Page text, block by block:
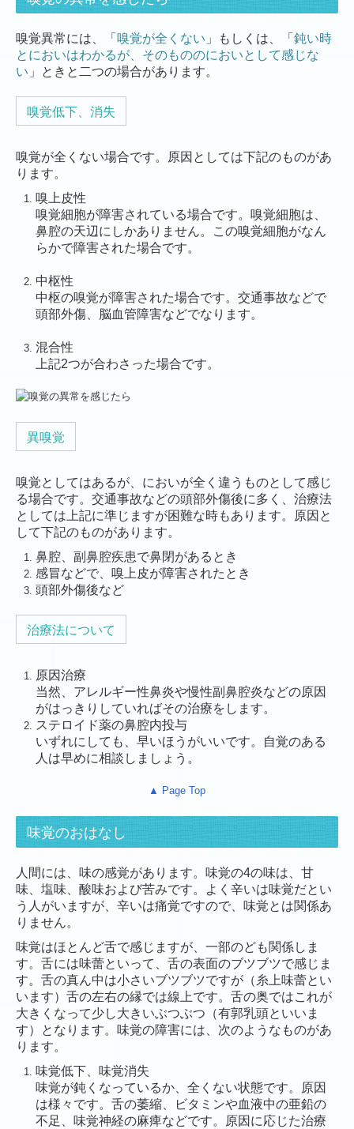
嗅覚異常には、「 嗅覚が全くない 」もしくは、「 鈍い時
とにおいはわかるが、そのもののにおいとして感じな
い 」ときと二つの場合があります。
嗅覚低下、消失
嗅覚が全くない場合です。原因としては下記のものがあ
ります。
嗅上皮性
嗅覚細胞が障害されている場合です。嗅覚細胞は、
鼻腔の天辺にしかありません。この嗅覚細胞がなん
らかで障害された場合です。
中枢性
中枢の嗅覚が障害された場合です。交通事故などで
頭部外傷、脳血管障害などでなります。
混合性
上記2つが合わさった場合です。
異嗅覚
嗅覚としてはあるが、においが全く違うものとして感じ
る場合です。交通事故などの頭部外傷後に多く、治療法
としては上記に準じますが困難な時もあります。原因と
して下記のものがあります。
鼻腔、副鼻腔疾患で鼻閉があるとき
感冒などで、嗅上皮が障害されたとき
頭部外傷後など
治療法について
原因治療
当然、アレルギー性鼻炎や慢性副鼻腔炎などの原因
がはっきりしていればその治療をします。
ステロイド薬の鼻腔内投与
いずれにしても、早いほうがいいです。自覚のある
人は早めに相談しましょう。
▲ Page Top
味覚のおはなし
人間には、味の感覚があります。味覚の4の味は、甘
味、塩味、酸味および苦みです。よく辛いは味覚だとい
う人がいますが、辛いは痛覚ですので、味覚とは関係あ
りません。
味覚はほとんど舌で感じますが、一部のども関係しま
す。舌には味蕾といって、舌の表面のブツブツで感じま
す。舌の真ん中は小さいブツブツですが（糸上味蕾とい
います）舌の左右の縁では線上です。舌の奥ではこれが
大きくなって少し大きいぶつぶつ（有郭乳頭といいま
す）となります。味覚の障害には、次のようなものがあ
ります。
味覚低下、味覚消失
味覚が鈍くなっているか、全くない状態です。原因
は様々です。舌の萎縮、ビタミンや血液中の亜鉛の
不足、味覚神経の麻痺などです。原因に応じた治療